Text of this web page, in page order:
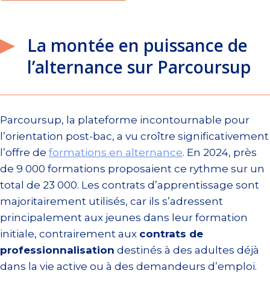
La montée en puissance de
l’alternance sur Parcoursup
Parcoursup, la plateforme incontournable pour
l’orientation post-bac, a vu croître significativement
l’offre de formations en alternance. En 2024, près
de 9 000 formations proposaient ce rythme sur un
total de 23 000. Les contrats d’apprentissage sont
majoritairement utilisés, car ils s’adressent
principalement aux jeunes dans leur formation
initiale, contrairement aux contrats de
professionnalisation destinés à des adultes déjà
dans la vie active ou à des demandeurs d’emploi.